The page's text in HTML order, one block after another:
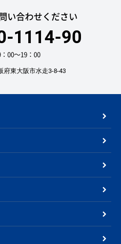
い合わせください
1114-90
00〜19：00
府東大阪市水走3-8-43